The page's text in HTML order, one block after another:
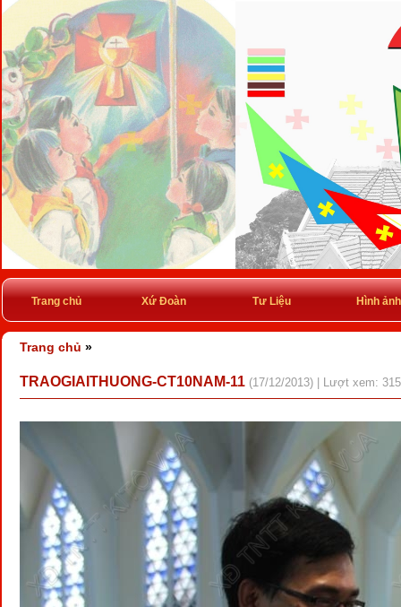
Trang chủ Xứ Đoàn Tư Liệu Hình ảnh
Trang chủ »
TRAOGIAITHUONG-CT10NAM-11 (17/12/2013) | Lượt xem: